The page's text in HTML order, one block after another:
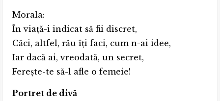
Morala:
În viață-i indicat să fii discret,
Căci, altfel, rău îți faci, cum n-ai idee,
Iar dacă ai, vreodată, un secret,
Ferește-te să-l afle o femeie!
Portret de divă